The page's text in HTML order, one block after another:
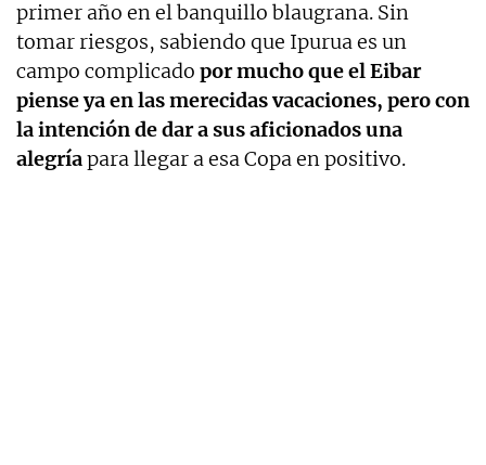
primer año en el banquillo blaugrana. Sin
tomar riesgos, sabiendo que Ipurua es un
campo complicado por mucho que el Eibar
piense ya en las merecidas vacaciones, pero con
la intención de dar a sus aficionados una
alegríapara llegar a esa Copa en positivo.